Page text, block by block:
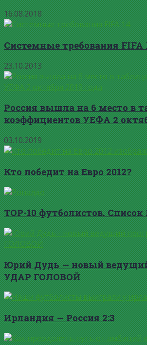
16.08.2018
Системные требования FIFA
23.10.2013
Россия вышла на 6 место в
коэффициентов УЕФА 2
03.10.2019
Кто победит на Евро 2012?
TOP-10 футболистов. Список
Юрий Дудь — новый
УДАР ГОЛОВОЙ
Ирландия — Россия 2:3